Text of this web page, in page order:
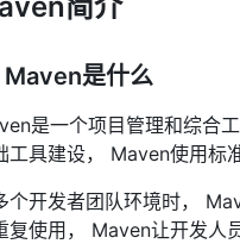
Maven是什么
是一个项目管理和综合
工具建设， Maven使用标
个开发者团队环境时，
复使用， Maven让开发人